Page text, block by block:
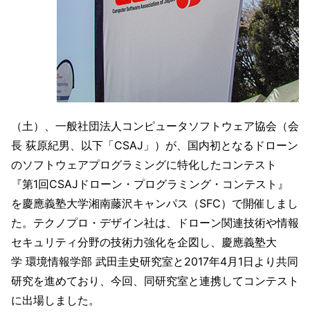
（土）、一般社団法人コンピュータソフトウェア協会（会
長 荻原紀男、以下「CSAJ」）が、国内初となるドローン
のソフトウェアプログラミングに特化したコンテスト
『第1回CSAJドローン・プログラミング・コンテスト』
を慶應義塾大学湘南藤沢キャンパス（SFC）で開催しまし
た。テクノプロ・デザイン社は、ドローン関連技術や情報
セキュリティ分野の技術力強化を企図し、慶應義塾大
学 環境情報学部 武田圭史研究室と2017年4月1日より共同
研究を進めており、今回、同研究室と連携してコンテスト
に出場しました。